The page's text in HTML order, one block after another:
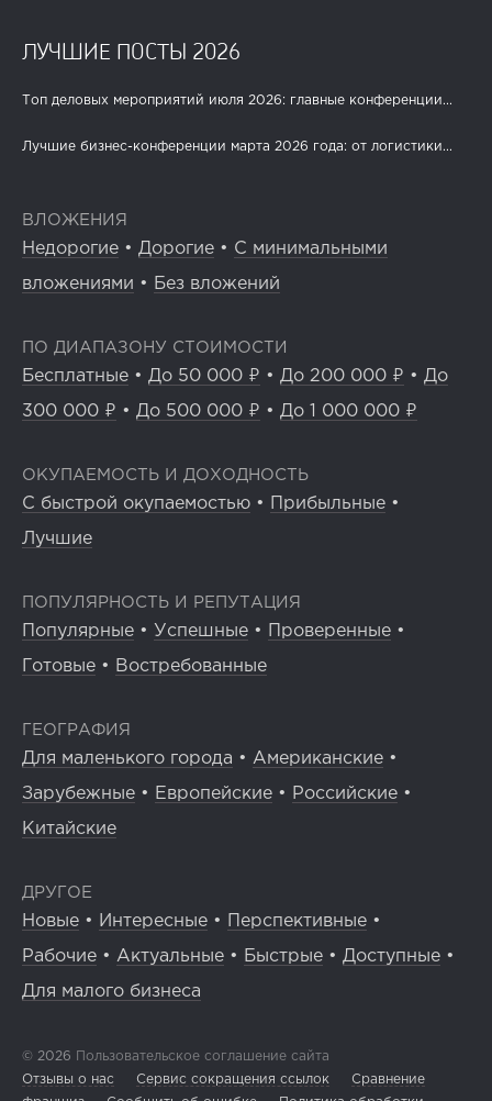
ЛУЧШИЕ ПОСТЫ 2026
Топ деловых мероприятий июля 2026: главные конференции...
Лучшие бизнес-конференции марта 2026 года: от логистики...
ВЛОЖЕНИЯ
Недорогие • Дорогие • С минимальными
вложениями • Без вложений
ПО ДИАПАЗОНУ СТОИМОСТИ
Бесплатные • До 50 000 ₽ • До 200 000 ₽ • До
300 000 ₽ • До 500 000 ₽ • До 1 000 000 ₽
ОКУПАЕМОСТЬ И ДОХОДНОСТЬ
С быстрой окупаемостью • Прибыльные •
Лучшие
ПОПУЛЯРНОСТЬ И РЕПУТАЦИЯ
Популярные • Успешные • Проверенные •
Готовые • Востребованные
ГЕОГРАФИЯ
Для маленького города • Американские •
Зарубежные • Европейские • Российские •
Китайские
ДРУГОЕ
Новые • Интересные • Перспективные •
Рабочие • Актуальные • Быстрые • Доступные •
Для малого бизнеса
© 2026 Пользовательское соглашение сайта
Отзывы о нас
Сервис сокращения ссылок
Сравнение